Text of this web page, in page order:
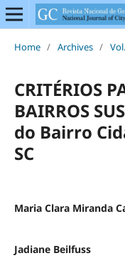
Home / Archives /
CRITÉRIOS
BAIRROS
do Bairro
SC
Maria Clara Miranda
Jadiane Beilfuss